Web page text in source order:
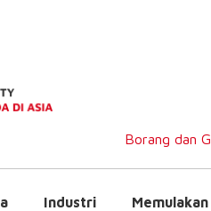
Borang dan
Industri